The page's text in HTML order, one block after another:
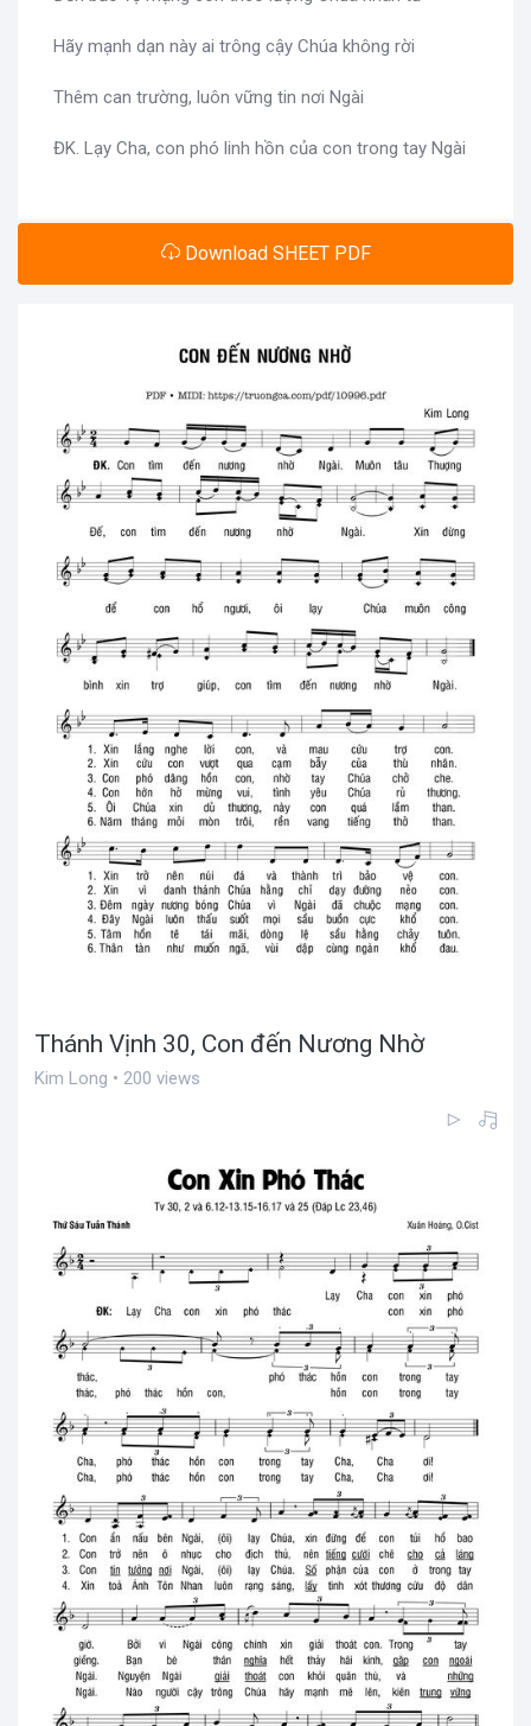
Hãy mạnh dạn này ai trông cậy Chúa không rời
Thêm can trường, luôn vững tin nơi Ngài
ĐK. Lạy Cha, con phó linh hồn của con trong tay Ngài
Download SHEET PDF
Thánh Vịnh 30, Con đến Nương Nhờ
Kim Long • 200 views